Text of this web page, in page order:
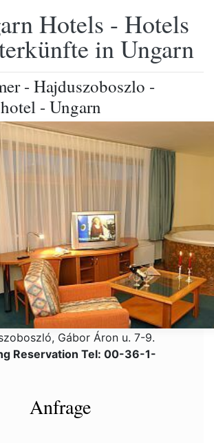
Hotels - Hotels
in Ungarn
- Hajduszoboszlo -
- Ungarn
Gábor Áron u. 7-9.
Reservation Tel: 00-36-1-
Anfrage